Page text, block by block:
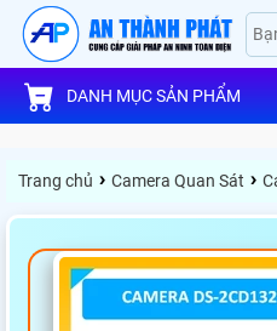
DANH MỤC SẢN PHẨM
Trang chủ › Camera Quan Sát ›